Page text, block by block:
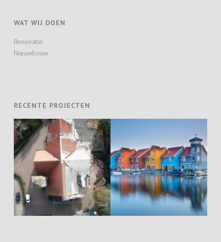
WAT WIJ DOEN
Renovatie
Nieuwbouw
RECENTE PROJECTEN